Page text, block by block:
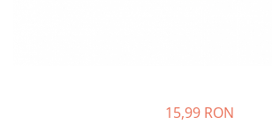
15,99 RON